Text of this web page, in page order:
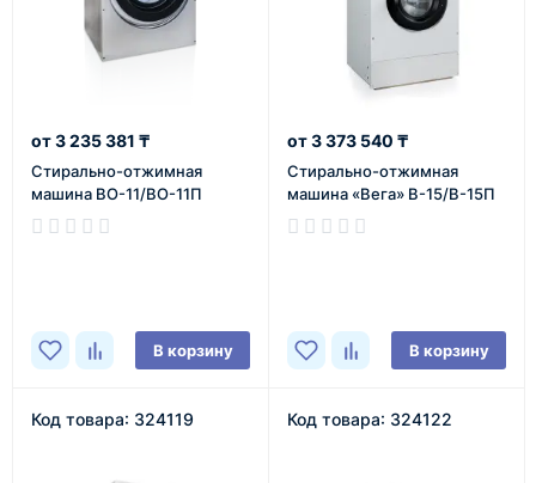
3 235 381 ₸
Cтирально-отжимная
машина ВО-11/ВО-11П
В корзину
3 373 540 ₸
Cтирально-отжимная
машина «Вега» В-15/В-15П
В корзину
Код товара: 324119 Код товара: 324122